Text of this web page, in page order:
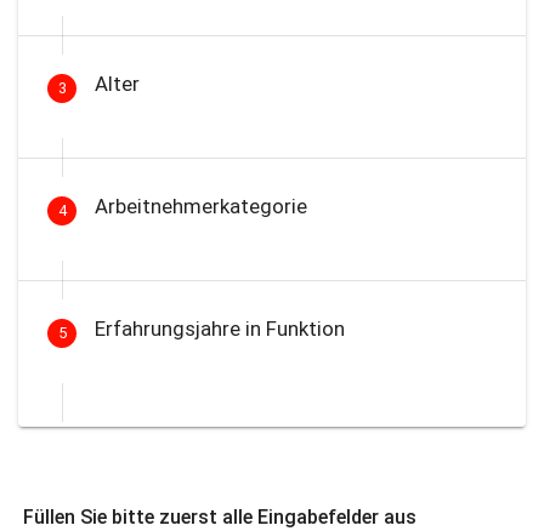
3 Alter
4 Arbeitnehmerkategorie
5 Erfahrungsjahre in Funktion
Füllen Sie bitte zuerst alle Eingabefelder aus